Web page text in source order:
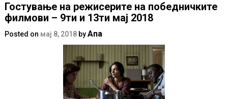
Гостување на режисерите на победничките
филмови – 9ти и 13ти мај 2018
Posted on мај 8, 2018 byAna